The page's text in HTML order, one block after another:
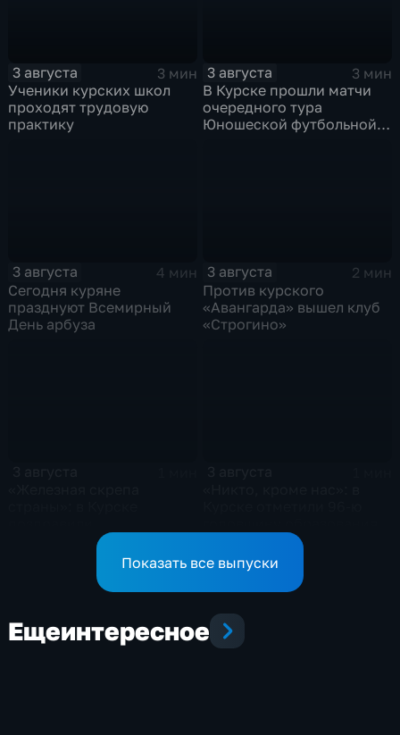
3 августа
3 мин
Ученики курских школ
проходят трудовую
практику
3 августа
3 мин
В Курске прошли матчи
очередного тура
Юношеской футбольной
3 августа
4 мин
Сегодня куряне
празднуют Всемирный
День арбуза
3 августа
2 мин
Против курского
«Авангарда» вышел клуб
«Строгино»
железнодорожников
Показать все выпуски
Ещеинтересное